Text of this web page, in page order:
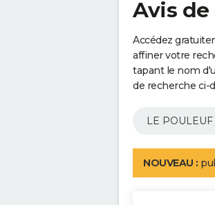
Avis de
Accédez
affiner votre
tapant le nom
de recherche ci-
NOUVEAU :